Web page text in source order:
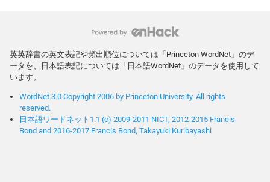
英英辞書の英文表記や頻出順位については「Princeton WordNet」のデ
ータを、日本語表記については「日本語WordNet」のデータを使用して
います。
WordNet 3.0 Copyright 2006 by Princeton University. All rights
reserved.
日本語ワードネット1.1 (c) 2009-2011 NICT, 2012-2015 Francis
Bond and 2016-2017 Francis Bond, Takayuki Kuribayashi